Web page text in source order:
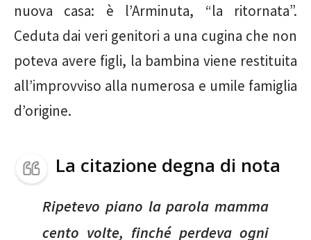
nuova casa: è l’Arminuta, “la ritornata”.
Ceduta dai veri genitori a una cugina che non
poteva avere figli, la bambina viene restituita
all’improvviso alla numerosa e umile famiglia
d’origine.
La citazione degna di nota
Ripetevo piano la parola mamma
cento volte, finché perdeva ogni